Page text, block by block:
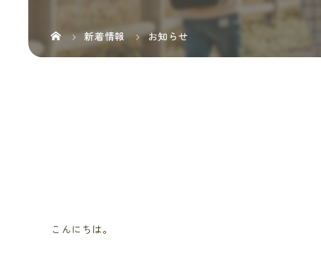
新着情報 お知らせ
こんにちは。